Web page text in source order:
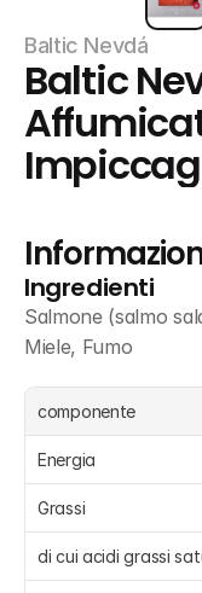
Baltic Nevdá
Baltic
Ingredienti
Salmone (salmo
Miele, Fumo
componente
Energia
Grassi
di cui acidi grassi